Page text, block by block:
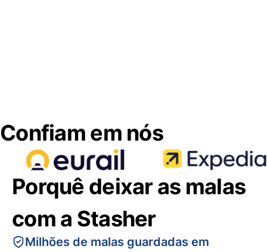
Confiam em nós
Porquê deixar as malas
com a Stasher
Milhões de malas guardadas em